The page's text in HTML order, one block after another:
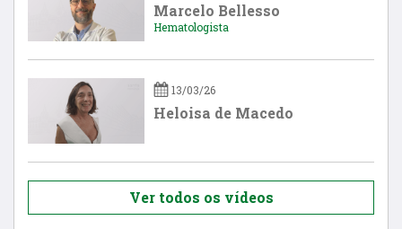
Marcelo Bellesso
Hematologista
13/03/26
Heloisa de Macedo
Ver todos os vídeos